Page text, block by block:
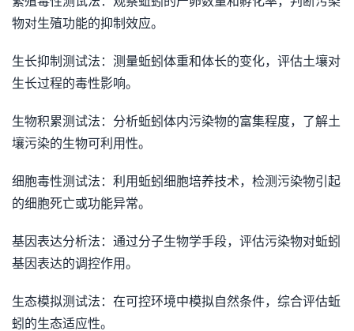
物对生殖功能的抑制效应。
生长抑制测试法：测量蚯蚓体重和体长的变化，评估土壤对
生长过程的毒性影响。
生物积累测试法：分析蚯蚓体内污染物的富集程度，了解土
壤污染的生物可利用性。
细胞毒性测试法：利用蚯蚓细胞培养技术，检测污染物引起
的细胞死亡或功能异常。
基因表达分析法：通过分子生物学手段，评估污染物对蚯蚓
基因表达的调控作用。
生态模拟测试法：在可控环境中模拟自然条件，综合评估蚯
蚓的生态适应性。